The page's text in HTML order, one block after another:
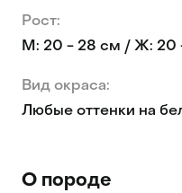
Рост:
М: 20 - 28 см / Ж: 20
Вид окраса:
Любые оттенки на
О породе